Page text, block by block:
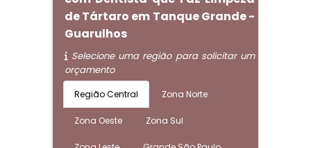
de Tártaro em Tanque Grande -
Guarulhos
Selecione uma região para solicitar um
orçamento
Região Central Zona Norte
Zona Oeste Zona Sul